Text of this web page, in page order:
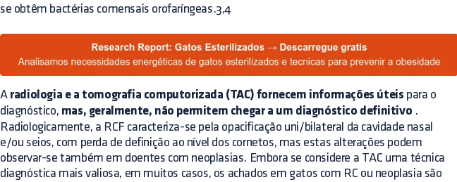
se obtêm bactérias comensais orofaríngeas.3,4
A radiologia e a tomografia computorizada (TAC) fornecem informações úteis para o
diagnóstico, mas, geralmente, não permitem chegar a um diagnóstico definitivo .
Radiologicamente, a RCF caracteriza-se pela opacificação uni/bilateral da cavidade nasal
e/ou seios, com perda de definição ao nível dos cornetos, mas estas alterações podem
observar-se também em doentes com neoplasias. Embora se considere a TAC uma técnica
diagnóstica mais valiosa, em muitos casos, os achados em gatos com RC ou neoplasia são